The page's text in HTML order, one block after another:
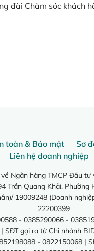
đài Chăm sóc
toàn & Bảo mật Sơ
Liên hệ doanh nghiệp
Ngân hàng TMCP Đầu tư
Trần Quang Khải, Phường
19009248 (Doanh
22200399
- 0385290066 -
SĐT gọi ra từ Chi nhánh
- 0822150068 |